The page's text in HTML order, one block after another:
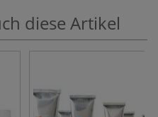
diese Artikel